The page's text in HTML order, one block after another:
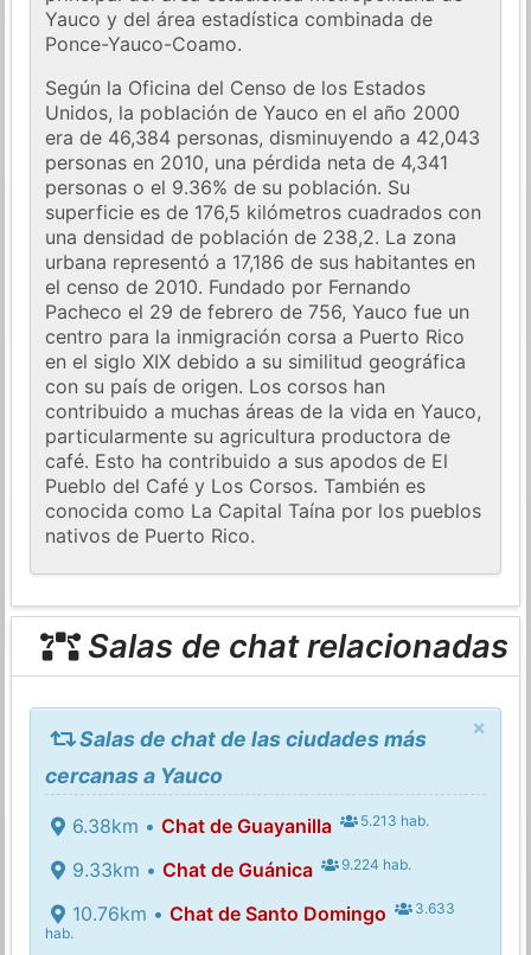
Yauco y del área estadística combinada de
Ponce-Yauco-Coamo.
Según la Oficina del Censo de los Estados
Unidos, la población de Yauco en el año 2000
era de 46,384 personas, disminuyendo a 42,043
personas en 2010, una pérdida neta de 4,341
personas o el 9.36% de su población. Su
superficie es de 176,5 kilómetros cuadrados con
una densidad de población de 238,2. La zona
urbana representó a 17,186 de sus habitantes en
el censo de 2010. Fundado por Fernando
Pacheco el 29 de febrero de 756, Yauco fue un
centro para la inmigración corsa a Puerto Rico
en el siglo XIX debido a su similitud geográfica
con su país de origen. Los corsos han
contribuido a muchas áreas de la vida en Yauco,
particularmente su agricultura productora de
café. Esto ha contribuido a sus apodos de El
Pueblo del Café y Los Corsos. También es
conocida como La Capital Taína por los pueblos
nativos de Puerto Rico.
Salas de chat relacionadas
×
Salas de chat de las ciudades más
cercanas a Yauco
6.38km • Chat de Guayanilla 5.213 hab.
9.33km • Chat de Guánica 9.224 hab.
10.76km • Chat de Santo Domingo
3.633
hab.